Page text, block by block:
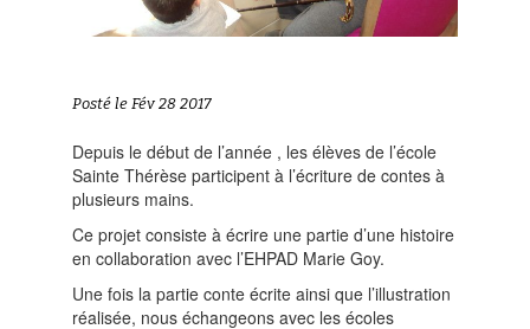
Posté le Fév 28 2017
Depuis le début de l’année , les élèves de l’école
Sainte Thérèse participent à l’écriture de contes à
plusieurs mains.
Ce projet consiste à écrire une partie d’une histoire
en collaboration avec l’EHPAD Marie Goy.
Une fois la partie conte écrite ainsi que l’illustration
réalisée, nous échangeons avec les écoles